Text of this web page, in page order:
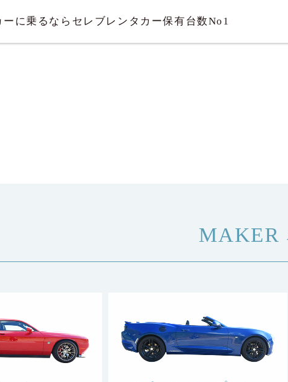
に乗るならセレブレンタカー保有台数No1
MAKER